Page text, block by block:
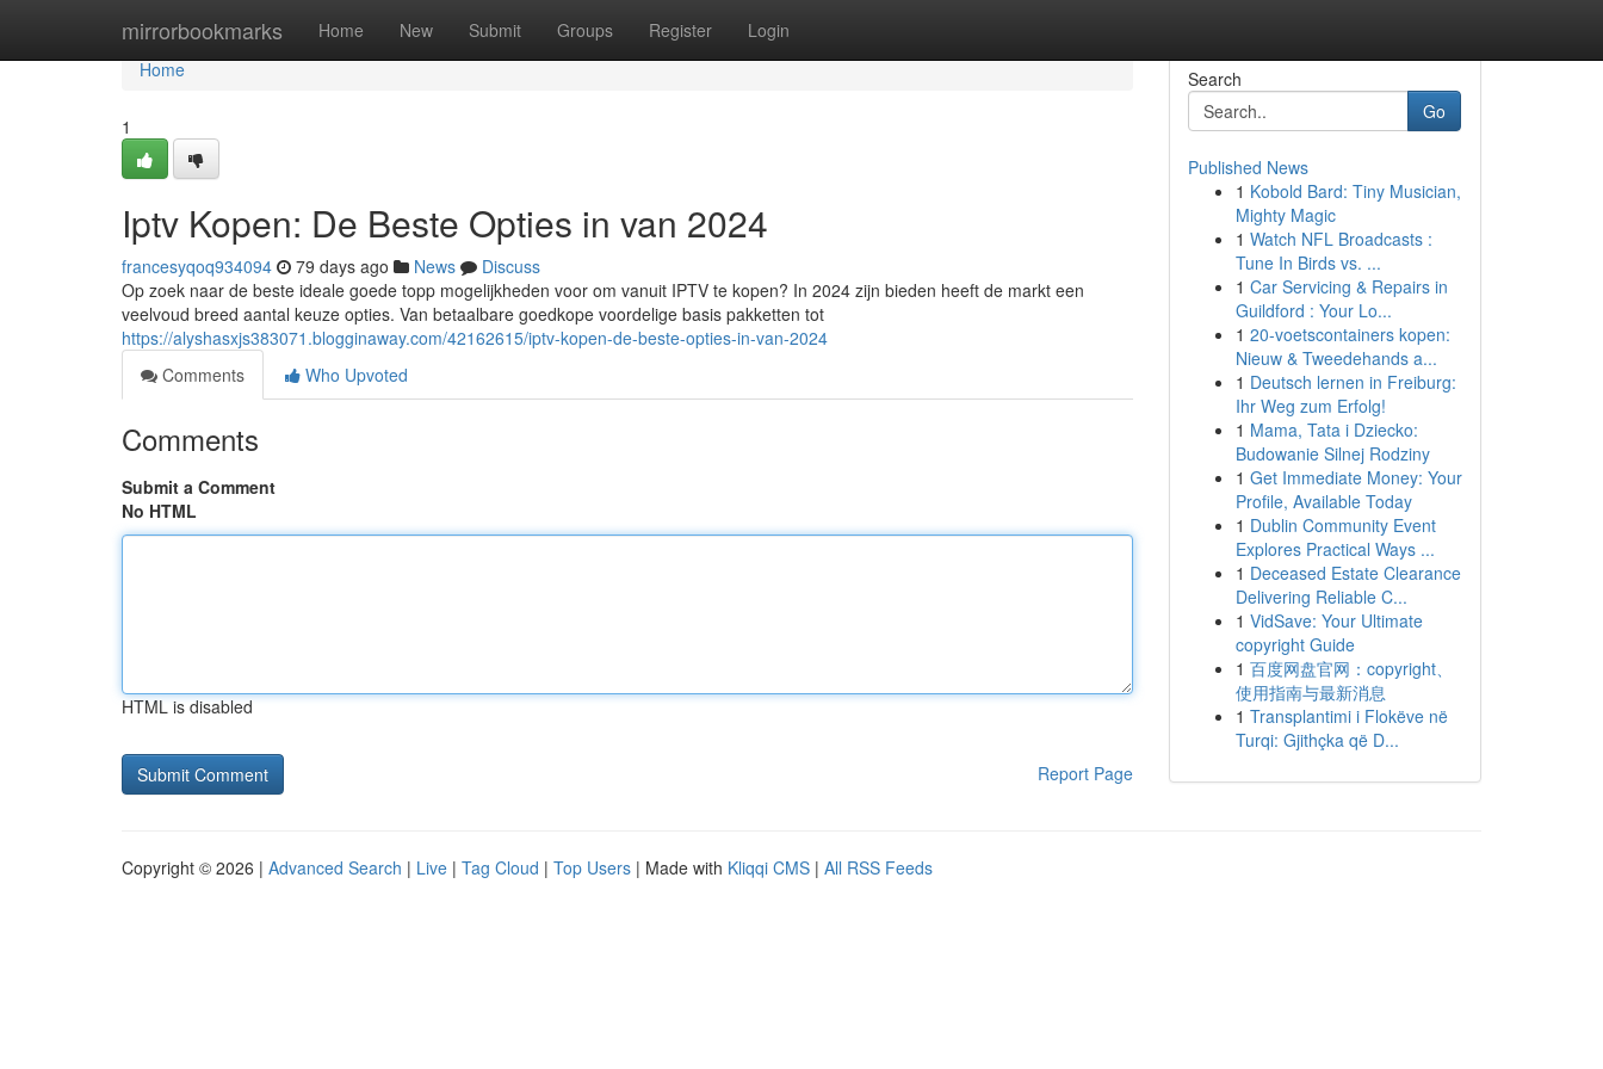
mirrorbookmarks Home New Submit Groups Register Login
Home
Home
1
Iptv Kopen: De Beste Opties in van 2024
francesyqoq934094 79 days ago News
Discuss
Op zoek naar de beste ideale goede topp mogelijkheden voor om vanuit IPTV te kopen? In 2024 zijn bieden heeft de markt een
veelvoud breed aantal keuze opties. Van betaalbare goedkope voordelige basis pakketten tot
https://alyshasxjs383071.blogginaway.com/42162615/iptv-kopen-de-beste-opties-in-van-2024
Comments
Who Upvoted
Comments
Submit a Comment
No HTML
HTML is disabled
Report Page
Search
Go
Published News
1 Kobold Bard: Tiny Musician,
Mighty Magic
1 Watch NFL Broadcasts :
Tune In Birds vs. ...
1 Car Servicing & Repairs in
Guildford : Your Lo...
1 20-voetscontainers kopen:
Nieuw & Tweedehands a...
1 Deutsch lernen in Freiburg:
Ihr Weg zum Erfolg!
1 Mama, Tata i Dziecko:
Budowanie Silnej Rodziny
1 Get Immediate Money: Your
Profile, Available Today
1 Dublin Community Event
Explores Practical Ways ...
1 Deceased Estate Clearance
Delivering Reliable C...
1 VidSave: Your Ultimate
copyright Guide
1 百度网盘官网：copyright、
使用指南与最新消息
1 Transplantimi i Flokëve në
Turqi: Gjithçka që D...
Copyright © 2026 | Advanced Search | Live | Tag Cloud | Top Users | Made with Kliqqi CMS | All RSS Feeds